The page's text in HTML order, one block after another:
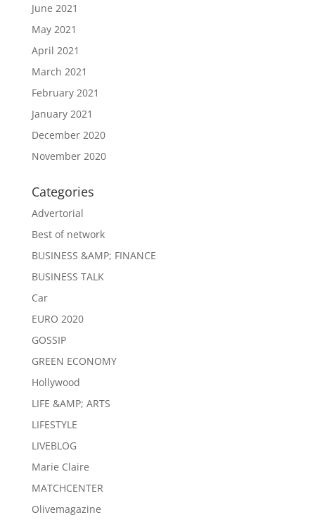
June 2021
May 2021
April 2021
March 2021
February 2021
January 2021
December 2020
November 2020
Categories
Advertorial
Best of network
BUSINESS &AMP; FINANCE
BUSINESS TALK
Car
EURO 2020
GOSSIP
GREEN ECONOMY
Hollywood
LIFE &AMP; ARTS
LIFESTYLE
LIVEBLOG
Marie Claire
MATCHCENTER
Olivemagazine